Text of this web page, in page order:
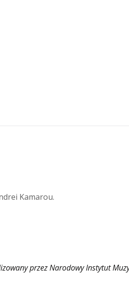
Kamarou.
przez Narodowy Instytut